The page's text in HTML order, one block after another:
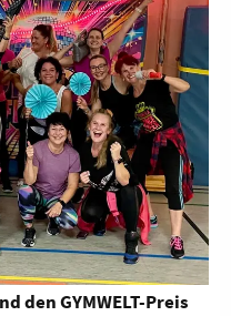
den GYMWELT-Preis